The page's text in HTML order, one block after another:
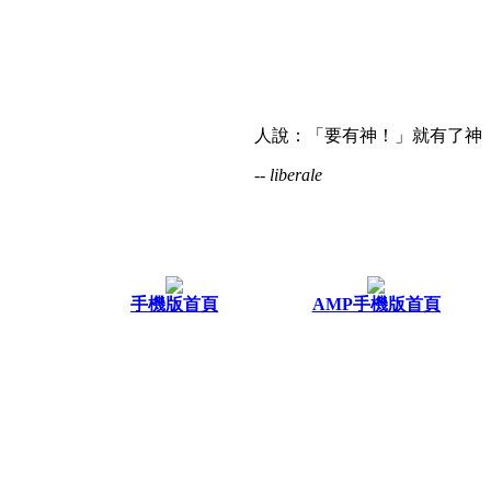
人說：「要有神！」就有了神
-- liberale
手機版首頁 AMP手機版首頁